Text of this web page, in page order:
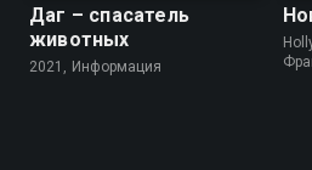
Даг – спасатель
животных
2021, Информация